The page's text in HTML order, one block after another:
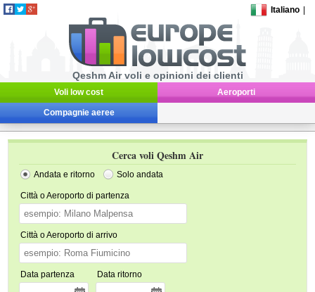
Italiano
Qeshm Air voli e opinioni dei clienti
Voli low cost Aeroporti
Compagnie aeree
Cerca voli Qeshm Air
Andata e ritorno Solo andata
Città o Aeroporto di partenza
Città o Aeroporto di arrivo
Data partenza Data ritorno